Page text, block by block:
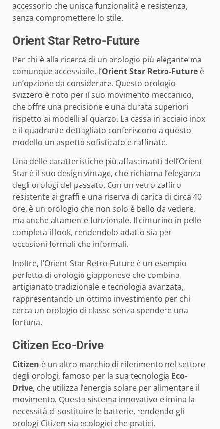
accessorio che unisca funzionalità e resistenza,
senza compromettere lo stile.
Orient Star Retro-Future
Per chi è alla ricerca di un orologio più elegante ma
comunque accessibile, l’Orient Star Retro-Future è
un’opzione da considerare. Questo orologio
svizzero è noto per il suo movimento meccanico,
che offre una precisione e una durata superiori
rispetto ai modelli al quarzo. La cassa in acciaio inox
e il quadrante dettagliato conferiscono a questo
modello un aspetto sofisticato e raffinato.
Una delle caratteristiche più affascinanti dell’Orient
Star è il suo design vintage, che richiama l’eleganza
degli orologi del passato. Con un vetro zaffiro
resistente ai graffi e una riserva di carica di circa 40
ore, è un orologio che non solo è bello da vedere,
ma anche altamente funzionale. Il cinturino in pelle
completa il look, rendendolo adatto sia per
occasioni formali che informali.
Inoltre, l’Orient Star Retro-Future è un esempio
perfetto di orologio giapponese che combina
artigianato tradizionale e tecnologia avanzata,
rappresentando un ottimo investimento per chi
cerca un orologio di classe senza spendere una
fortuna.
Citizen Eco-Drive
Citizen è un altro marchio di riferimento nel settore
degli orologi, famoso per la sua tecnologia Eco-
Drive, che utilizza l’energia solare per alimentare il
movimento. Questo sistema innovativo elimina la
necessità di sostituire le batterie, rendendo gli
orologi Citizen sia ecologici che pratici.